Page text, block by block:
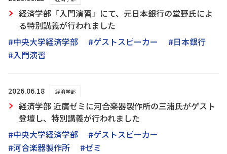
経済学部「入門演習」にて、元日本銀行の堂野氏によ
る特別講義が行われました
#中央大学経済学部
#ゲストスピーカー
#日本銀行
#入門演習
2026.06.18 経済学部
経済学部 近廣ゼミに河合楽器製作所の三浦氏がゲスト
登壇し、特別講義が行われました
#中央大学経済学部
#ゲストスピーカー
#河合楽器製作所
#ゼミ